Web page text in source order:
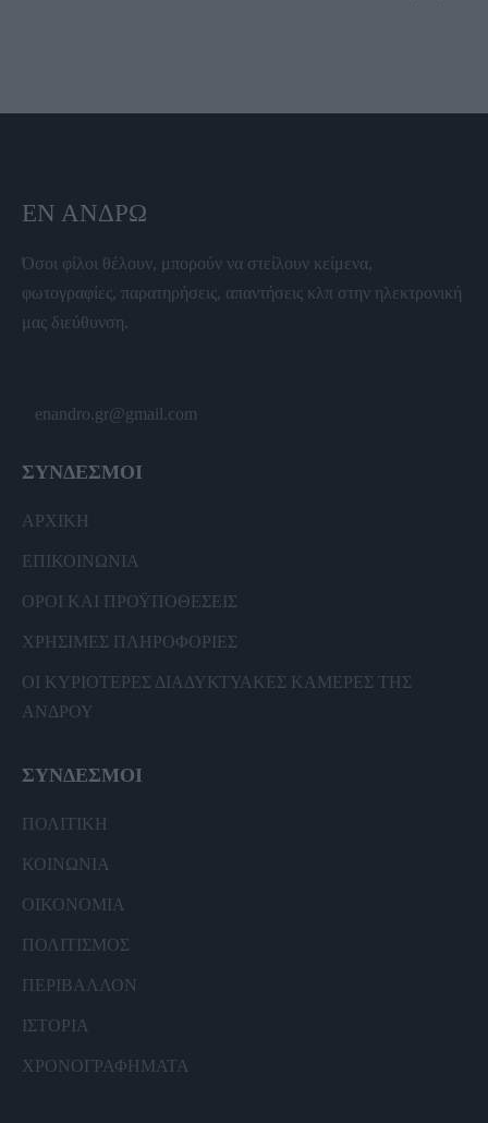
ΕΝ ΆΝΔΡΩ
Όσοι φίλοι θέλουν, μπορούν να στείλουν κείμενα,
φωτογραφίες, παρατηρήσεις, απαντήσεις κλπ στην ηλεκτρονική
μας διεύθυνση.
enandro.gr@gmail.com
ΣΥΝΔΕΣΜΟΙ
ΑΡΧΙΚΗ
ΕΠΙΚΟΙΝΩΝΙΑ
ΟΡΟΙ ΚΑΙ ΠΡΟΫΠΟΘΕΣΕΙΣ
ΧΡΗΣΙΜΕΣ ΠΛΗΡΟΦΟΡΙΕΣ
ΟΙ ΚΥΡΙΟΤΕΡΕΣ ΔΙΑΔΥΚΤΥΑΚΕΣ ΚΑΜΕΡΕΣ ΤΗΣ
ΑΝΔΡΟΥ
ΣΥΝΔΕΣΜΟΙ
ΠΟΛΙΤΙΚΗ
ΚΟΙΝΩΝΙΑ
ΟΙΚΟΝΟΜΙΑ
ΠΟΛΙΤΙΣΜΟΣ
ΠΕΡΙΒΑΛΛΟΝ
ΙΣΤΟΡΙΑ
ΧΡΟΝΟΓΡΑΦΗΜΑΤΑ